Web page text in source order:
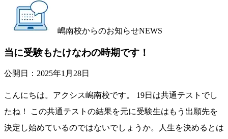
嶋南校からのお知らせNEWS
当に受験もたけなわの時期です！
公開日： 2025年1月28日
こんにちは。アクシス嶋南校です。 19日は共通テストでし
たね！ この共通テストの結果を元に受験生はもう出願先を
決定し始めているのではないでしょうか。人生を決めるとは